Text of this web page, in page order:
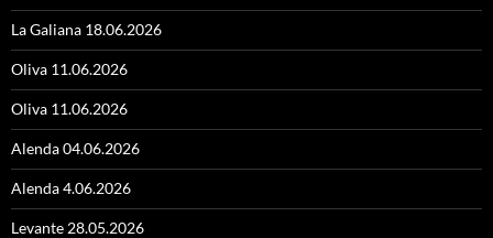
La Galiana 18.06.2026
Oliva 11.06.2026
Oliva 11.06.2026
Alenda 04.06.2026
Alenda 4.06.2026
Levante 28.05.2026